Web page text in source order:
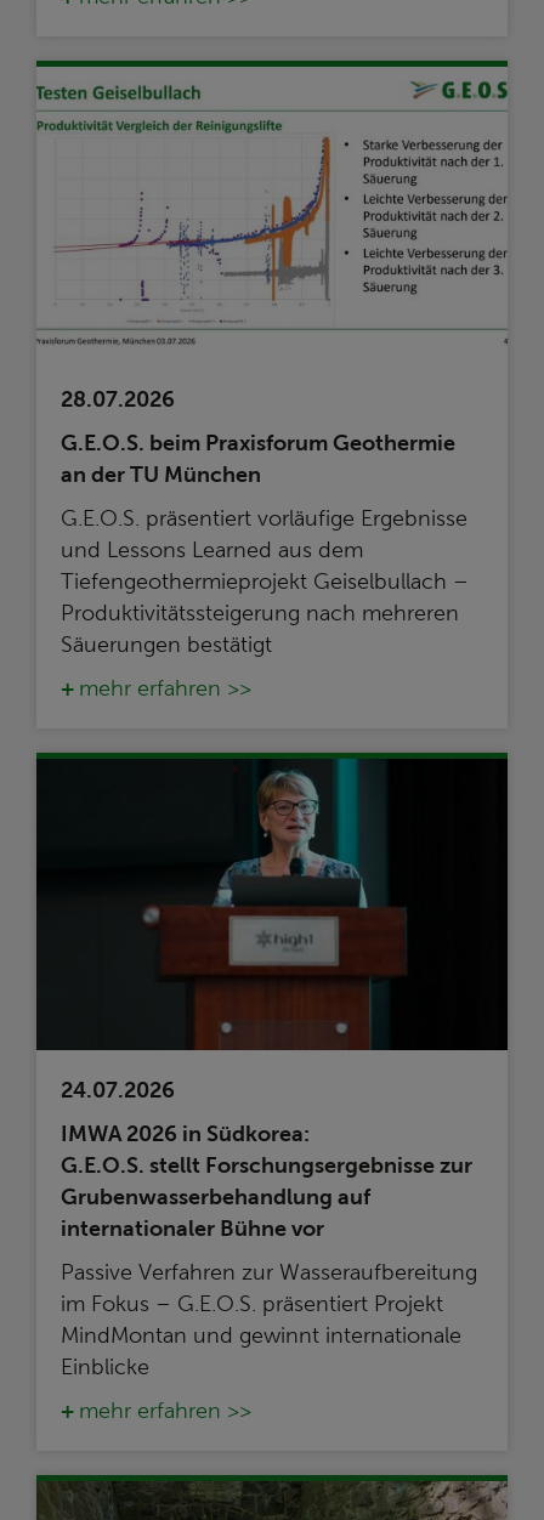
28.07.2026
G.E.O.S. beim Praxisforum Geothermie
an der TU München
G.E.O.S. präsentiert vorläufige Ergebnisse
und Lessons Learned aus dem
Tiefengeothermieprojekt Geiselbullach –
Produktivitätssteigerung nach mehreren
Säuerungen bestätigt
mehr erfahren >>
24.07.2026
IMWA 2026 in Südkorea:
G.E.O.S. stellt Forschungsergebnisse zur
Grubenwasserbehandlung auf
internationaler Bühne vor
Passive Verfahren zur Wasseraufbereitung
im Fokus – G.E.O.S. präsentiert Projekt
MindMontan und gewinnt internationale
Einblicke
mehr erfahren >>